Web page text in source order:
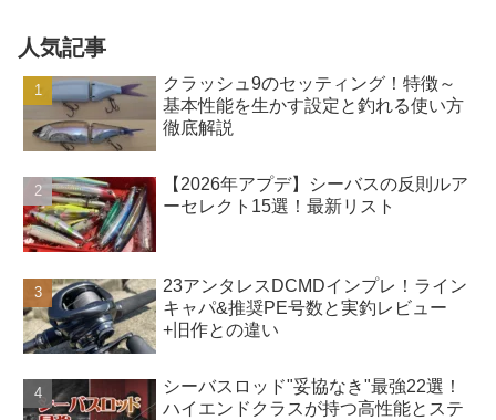
人気記事
クラッシュ9のセッティング！特徴～
基本性能を生かす設定と釣れる使い方
徹底解説
【2026年アプデ】シーバスの反則ルア
ーセレクト15選！最新リスト
23アンタレスDCMDインプレ！ライン
キャパ&推奨PE号数と実釣レビュー
+旧作との違い
シーバスロッド"妥協なき"最強22選！
ハイエンドクラスが持つ高性能とステ